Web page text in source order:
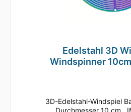
Edelstahl 3D
Windspinner
3D-Edelstahl-Windspiel
Durchmesser 10 cm